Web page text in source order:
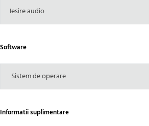
Iesire audio
Software
Sistem de operare
Informatii suplimentare